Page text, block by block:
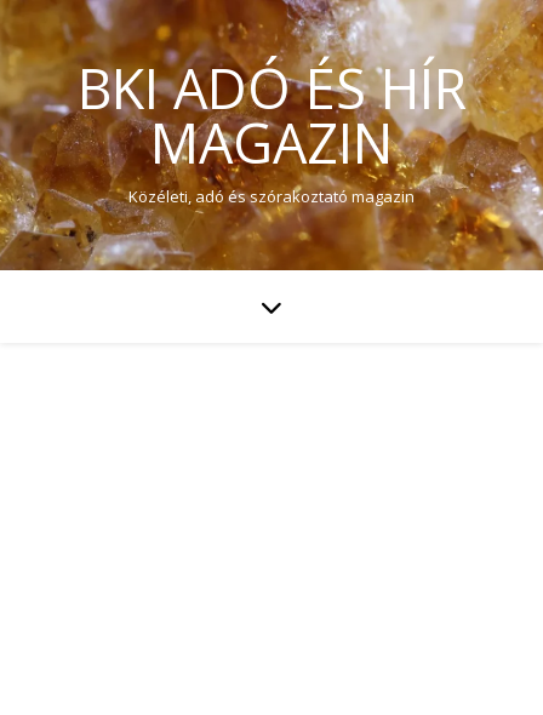
BKI ADÓ ÉS HÍR
MAGAZIN
Közéleti, adó és szórakoztató magazin